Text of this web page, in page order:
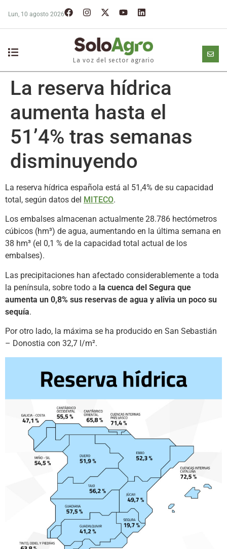
Lun, 10 agosto 2026
La voz del sector agrario
La reserva hídrica
aumenta hasta el
51’4% tras semanas
disminuyendo
La reserva hídrica española está al 51,4% de su capacidad
total, según datos del MITECO.
Los embalses almacenan actualmente 28.786 hectómetros
cúbicos (hm³) de agua, aumentando en la última semana en
38 hm³ (el 0,1 % de la capacidad total actual de los
embalses).
Las precipitaciones han afectado considerablemente a toda
la península, sobre todo a la cuenca del Segura que
aumenta un 0,8% sus reservas de agua y alivia un poco su
sequía.
Por otro lado, la máxima se ha producido en San Sebastián
– Donostia con 32,7 l/m².